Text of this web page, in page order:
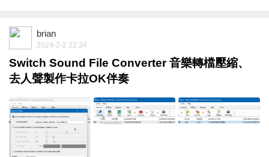
brian
2024-2-2 22:34
Switch Sound File Converter 音樂轉檔壓縮、
去人聲製作卡拉OK伴奏